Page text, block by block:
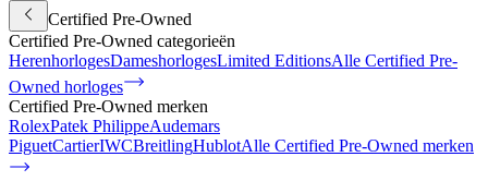
Certified Pre-Owned
Certified Pre-Owned categorieën
HerenhorlogesDameshorlogesLimited EditionsAlle Certified Pre-
Owned horloges
Certified Pre-Owned merken
RolexPatek PhilippeAudemars
PiguetCartierIWCBreitlingHublotAlle Certified Pre-Owned merken